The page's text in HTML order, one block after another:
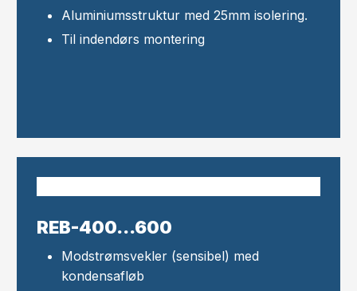
Aluminiumsstruktur med 25mm isolering.​
Til indendørs montering
REB-400...600​
Modstrømsvekler (sensibel) med
kondensafløb